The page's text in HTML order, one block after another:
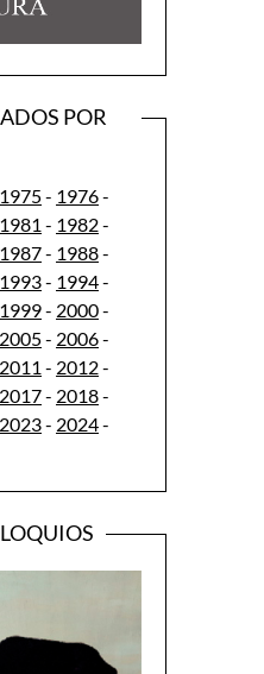
POR
1975- 1976-
1981 - 1982-
1987- 1988-
1993- 1994-
1999- 2000-
2005- 2006-
2011 - 2012-
2017- 2018-
2023- 2024-